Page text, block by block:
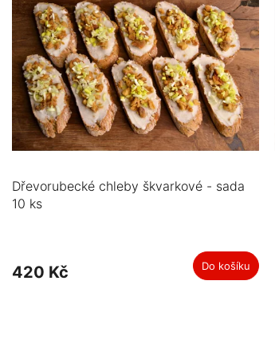
i
s
p
r
d
u
k
t
Dřevorubecké chleby škvarkové - sada
10 ks
420 Kč Do košíku